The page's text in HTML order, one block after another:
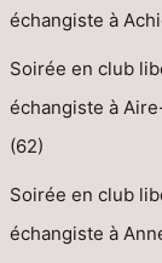
échangiste à
Soirée en club
échangiste à
(62)
Soirée en club
échangiste à